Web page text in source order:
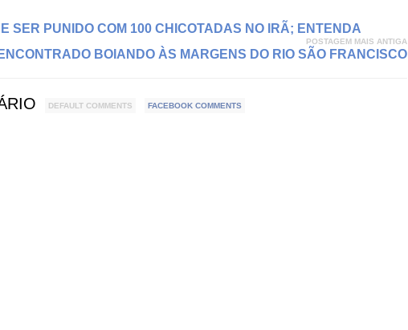
SER PUNIDO COM 100 CHICOTADAS NO IRÃ; ENTENDA
POSTAGEM MAIS ANTIGA
BOIANDO ÀS MARGENS DO RIO SÃO FRANCISCO
DEFAULT COMMENTS FACEBOOK COMMENTS